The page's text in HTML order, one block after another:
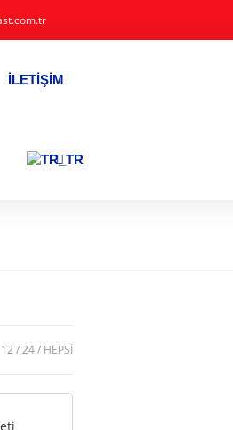
İLETIŞIM
12 24 HEPSI